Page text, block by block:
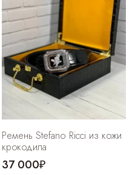
Ремень Stefano Ricci из кожи
крокодила
37 000₽